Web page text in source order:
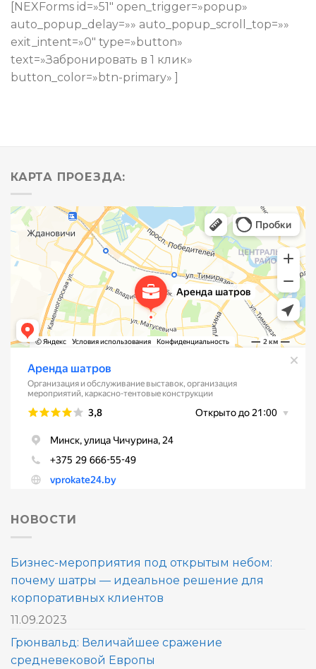
[NEXForms id=»51″ open_trigger=»popup»
auto_popup_delay=»» auto_popup_scroll_top=»»
exit_intent=»0″ type=»button»
text=»Забронировать в 1 клик»
button_color=»btn-primary» ]
КАРТА ПРОЕЗДА:
НОВОСТИ
Бизнес-мероприятия под открытым небом:
почему шатры — идеальное решение для
корпоративных клиентов
11.09.2023
Грюнвальд: Величайшее сражение
средневековой Европы